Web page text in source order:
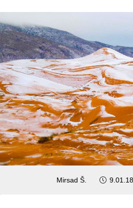
Mirsad Š. 9.01.18